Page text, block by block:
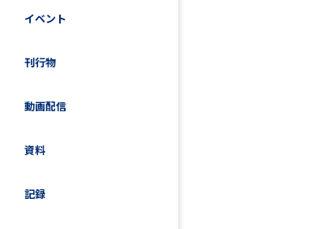
イベント
刊行物
動画配信
資料
記録